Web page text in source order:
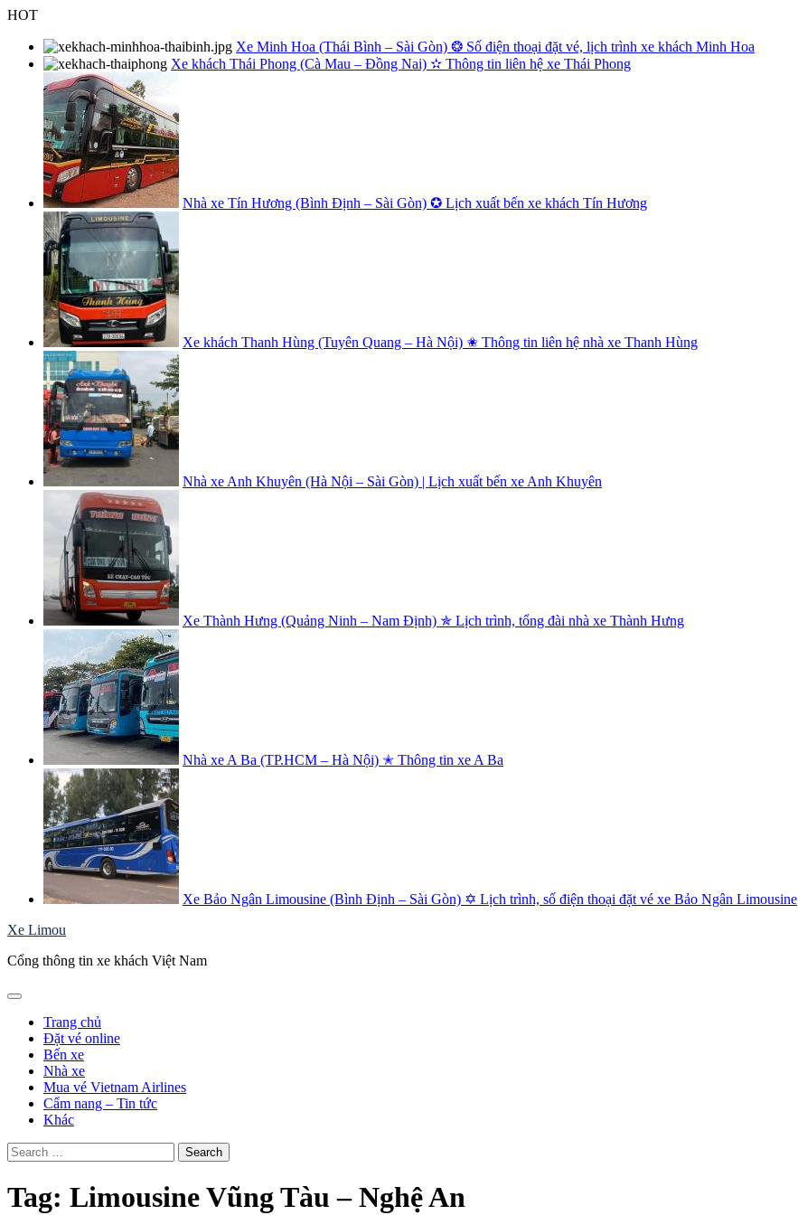
Skip
content
HOT
Xe Minh Hoa (Thái Bình – Sài Gòn) ❂ Số điện thoại đặt vé, lịch trình xe khách Minh Hoa
Xe khách Thái Phong (Cà Mau – Đồng Nai) ✫ Thông tin liên hệ xe Thái Phong
Nhà xe Tín Hương (Bình Định – Sài Gòn) ✪ Lịch xuất bến xe khách Tín Hương
Xe khách Thanh Hùng (Tuyên Quang – Hà Nội) ✬ Thông tin liên hệ nhà xe Thanh Hùng
Nhà xe Anh Khuyên (Hà Nội – Sài Gòn) | Lịch xuất bến xe Anh Khuyên
Xe Thành Hưng (Quảng Ninh – Nam Định) ✯ Lịch trình, tổng đài nhà xe Thành Hưng
Nhà xe A Ba (TP.HCM – Hà Nội) ✭ Thông tin xe A Ba
Xe Bảo Ngân Limousine (Bình Định – Sài Gòn) ✡ Lịch trình, số điện thoại đặt vé xe Bảo Ngân Limousine
Xe Limou
Cổng thông tin xe khách Việt Nam
Trang chủ
Đặt vé online
Bến xe
Nhà xe
Mua vé Vietnam Airlines
Cẩm nang – Tin tức
Khác
Search
for:
Tag: Limousine Vũng Tàu – Nghệ An